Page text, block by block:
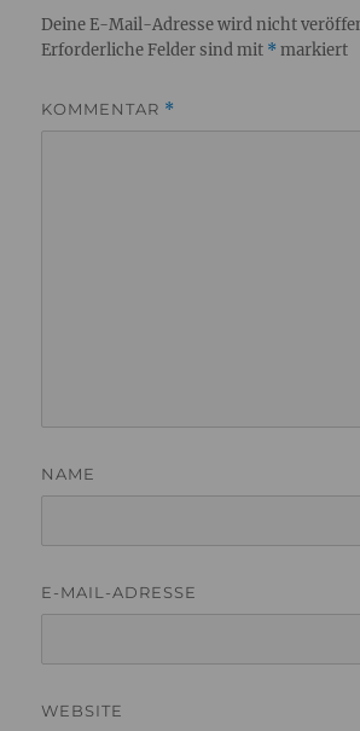
Deine E-Mail-Adresse wird nicht
Erforderliche Felder sind mit * markiert
KOMMENTAR *
NAME
E-MAIL-ADRESSE
WEBSITE